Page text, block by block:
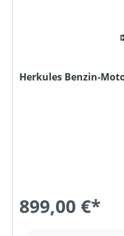
Herkules Benzin-
899,00 €*